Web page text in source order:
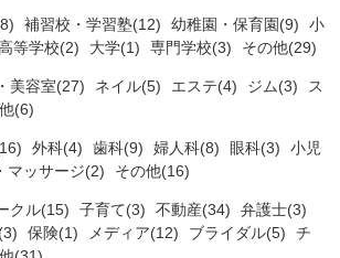
補習校・学習塾(12) 幼稚園・保育園(9)
小
等学校(2) 大学(1) 専門学校(3) その他(29)
美容室(27) ネイル(5) エステ(4) ジム(3)
ス
(6)
外科(4) 歯科(9) 婦人科(8) 眼科(3)
小児
マッサージ(2) その他(16)
クル(15) 子育て(3) 不動産(34)
弁護士(3)
保険(1) メディア(12) ブライダル(5)
チ